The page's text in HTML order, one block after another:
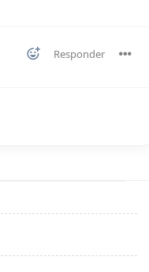
Responder